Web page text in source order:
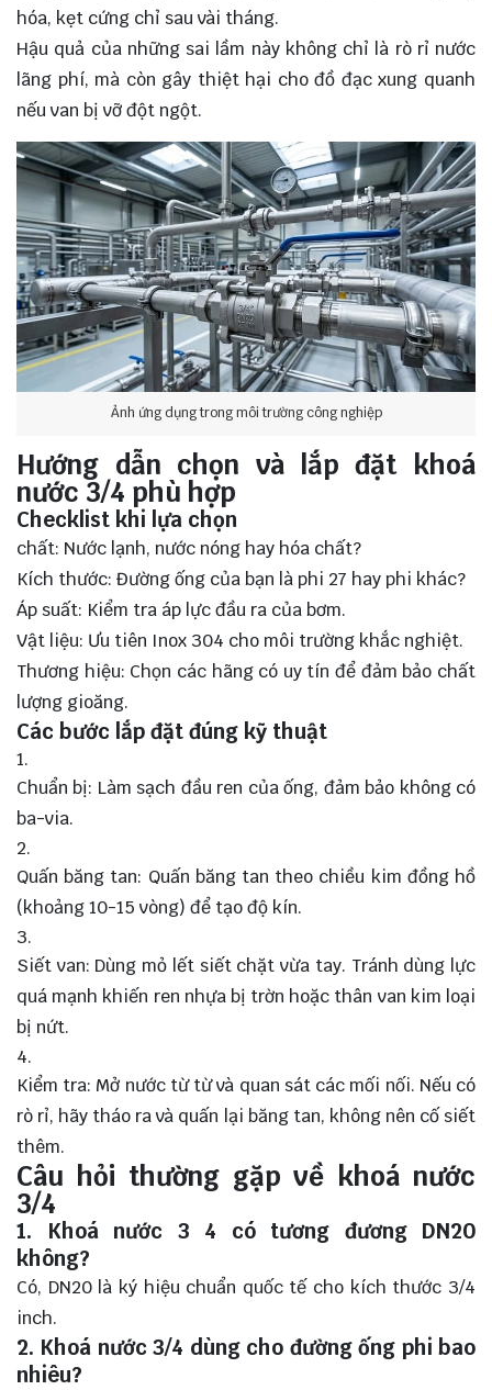
hóa, kẹt cứng chỉ sau vài tháng.
Hậu quả của những sai lầm này không chỉ là rò rỉ nước
lãng phí, mà còn gây thiệt hại cho đồ đạc xung quanh
nếu van bị vỡ đột ngột.
Ảnh ứng dụng trong môi trường công nghiệp
Hướng dẫn chọn và lắp đặt khoá
nước 3/4 phù hợp
Checklist khi lựa chọn
chất: Nước lạnh, nước nóng hay hóa chất?
Kích thước: Đường ống của bạn là phi 27 hay phi khác?
Áp suất: Kiểm tra áp lực đầu ra củabơm.
Vật liệu: Ưu tiên Inox 304 cho môi trường khắc nghiệt.
Thương hiệu: Chọn các hãng có uy tín để đảm bảo chất
lượng gioăng.
Các bước lắp đặt đúng kỹ thuật
Chuẩn bị: Làm sạch đầu ren của ống, đảm bảo không có
ba-via.
Quấn băng tan: Quấn băng tan theo chiều kim đồng hồ
(khoảng 10-15 vòng) để tạo độ kín.
Siết van: Dùng mỏ lết siết chặt vừa tay. Tránh dùng lực
quá mạnh khiến ren nhựa bị trờn hoặc thân van kim loại
bị nứt.
Kiểm tra: Mở nước từ từ và quan sát các mối nối. Nếu có
rò rỉ, hãy tháo ra và quấn lại băng tan, không nên cố siết
thêm.
Câu hỏi thường gặp về khoá nước
3/4
1. Khoá nước 3 4 có tương đương DN20
không?
Có, DN20 là ký hiệu chuẩn quốc tế cho kích thước 3/4
inch.
2. Khoá nước 3/4 dùng cho đường ống phi bao
nhiêu?